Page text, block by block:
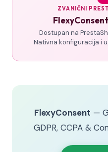
ZVANIČNI
Dostupan na
Nativna konfiguracija i
FlexyConsent —
GDPR, CCPA &